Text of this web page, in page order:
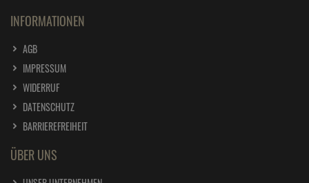
INFORMATIONEN
AGB
IMPRESSUM
WIDERRUF
DATENSCHUTZ
BARRIEREFREIHEIT
ÜBER UNS